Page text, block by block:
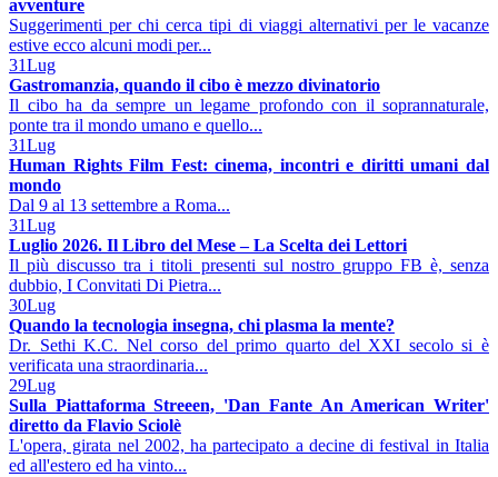
avventure
Suggerimenti per chi cerca tipi di viaggi alternativi per le vacanze
estive ecco alcuni modi per...
31Lug
Gastromanzia, quando il cibo è mezzo divinatorio
Il cibo ha da sempre un legame profondo con il soprannaturale,
ponte tra il mondo umano e quello...
31Lug
Human Rights Film Fest: cinema, incontri e diritti umani dal
mondo
Dal 9 al 13 settembre a Roma...
31Lug
Luglio 2026. Il Libro del Mese – La Scelta dei Lettori
Il più discusso tra i titoli presenti sul nostro gruppo FB è, senza
dubbio, I Convitati Di Pietra...
30Lug
Quando la tecnologia insegna, chi plasma la mente?
Dr. Sethi K.C. Nel corso del primo quarto del XXI secolo si è
verificata una straordinaria...
29Lug
Sulla Piattaforma Streeen, 'Dan Fante An American Writer'
diretto da Flavio Sciolè
L'opera, girata nel 2002, ha partecipato a decine di festival in Italia
ed all'estero ed ha vinto...